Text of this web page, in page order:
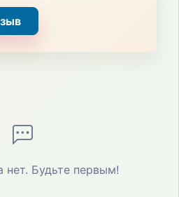
отзыв
нет. Будьте первым!